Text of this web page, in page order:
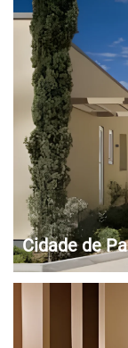
qualidade
partes são iguais.
artistas e
clássica na antiga...
Cidade de